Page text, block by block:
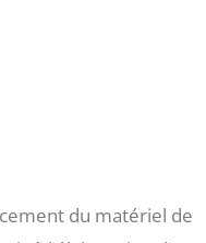
du matériel de